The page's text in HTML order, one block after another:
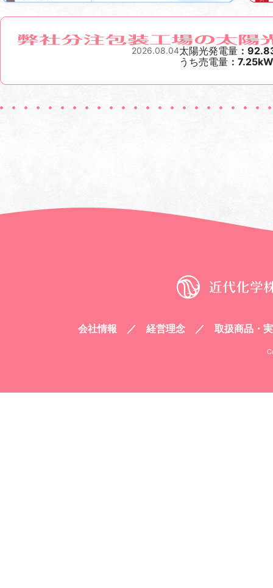
2026.08.04太陽光発電量
うち売電量
会社情報 経営理念 取扱商品・